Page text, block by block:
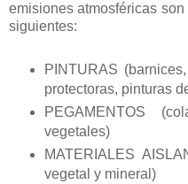
emisiones atmosféricas
siguientes:
PINTURAS
protectoras, pinturas
PEGAMENTOS
vegetales)
MATERIALES
vegetal y mineral)